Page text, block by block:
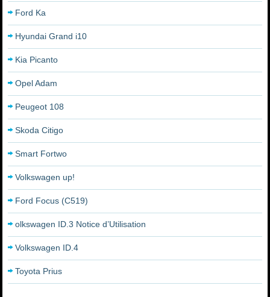
Ford Ka
Hyundai Grand i10
Kia Picanto
Opel Adam
Peugeot 108
Skoda Citigo
Smart Fortwo
Volkswagen up!
Ford Focus (C519)
olkswagen ID.3 Notice d’Utilisation
Volkswagen ID.4
Toyota Prius